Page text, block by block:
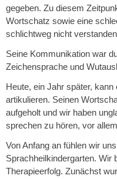
gegeben. Zu diesem
Wortschatz sowie eine
schlichtweg nicht
Seine Kommunikation war
Zeichensprache und
Heute, ein Jahr später,
artikulieren. Seinen
aufgeholt und wir haben
sprechen zu hören, vor
Von Anfang an fühlen wir
Sprachheilkindergarten. Wir
Therapieerfolg. Zunächst